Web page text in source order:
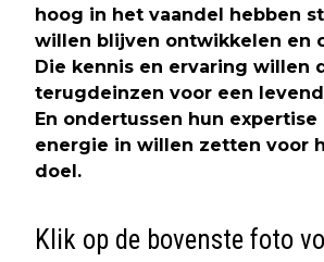
hoog in het vaandel hebben
willen blijven ontwikkelen en
Die kennis en ervaring willen
terugdeinzen voor een
En ondertussen hun
energie in willen zetten voor
doel.
Klik op de bovenste foto